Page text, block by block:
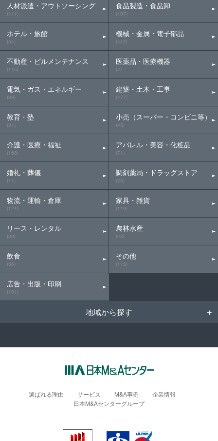
人材派遣・アウトソーシング
(111)
ホテル・旅館
(54)
不動産・ビルメンテナンス
(115)
電気・ガス・エネルギー
(39)
教育・塾
(31)
介護・医療・福祉
(168)
婚礼・葬儀
(11)
物流・運輸・倉庫
(124)
リース・レンタル
(30)
飲食
(56)
広告・出版・印刷
(101)
食品製造・食品卸
(107)
機械・金属・電子部品
(442)
医薬品・医療機器
(7)
建築・土木・工事
(477)
小売（スーパー・コンビニ等）
(45)
アパレル・美容・化粧品
(71)
調剤薬局・ドラッグストア
(25)
家具・雑貨
(119)
農林水産
(43)
その他
(115)
地域から探す
選ばれる理由 サービス M&A事例
企業情報
日本M&Aセンターグループ